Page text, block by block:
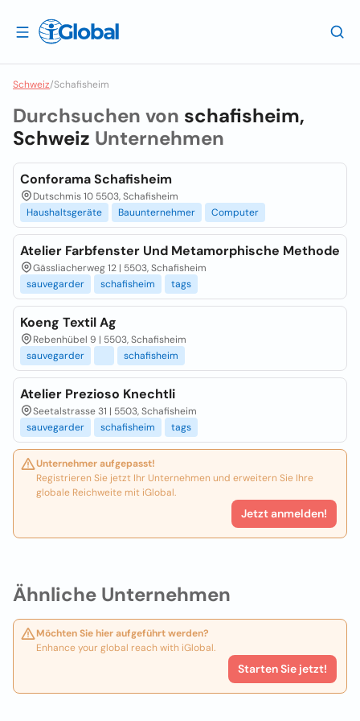
Schweiz/Schafisheim
Ähnliche Unternehmen
Möchten Sie hier aufgeführt werden?
Enhance your global reach with iGlobal.
Starten Sie jetzt!
Durchsuchen von schafisheim,
Schweiz Unternehmen
Conforama Schafisheim
Dutschmis 10 5503, Schafisheim
Haushaltsgeräte
Bauunternehmer Computer
Atelier Farbfenster Und Metamorphische Methode
Gässliacherweg 12 | 5503, Schafisheim
sauvegarder
schafisheim tags
Koeng Textil Ag
Rebenhübel 9 | 5503, Schafisheim
sauvegarder
schafisheim
Atelier Prezioso Knechtli
Seetalstrasse 31 | 5503, Schafisheim
sauvegarder
schafisheim tags
Unternehmer aufgepasst!
Registrieren Sie jetzt Ihr Unternehmen und erweitern Sie Ihre
globale Reichweite mit iGlobal.
Jetzt anmelden!